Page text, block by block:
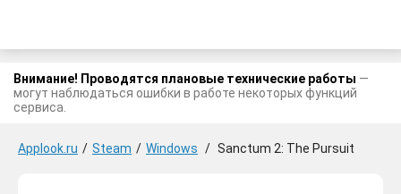
Внимание! Проводятся плановые технические работы —
могут наблюдаться ошибки в работе некоторых функций
сервиса.
Applook.ru / Steam / Windows / Sanctum 2: The Pursuit